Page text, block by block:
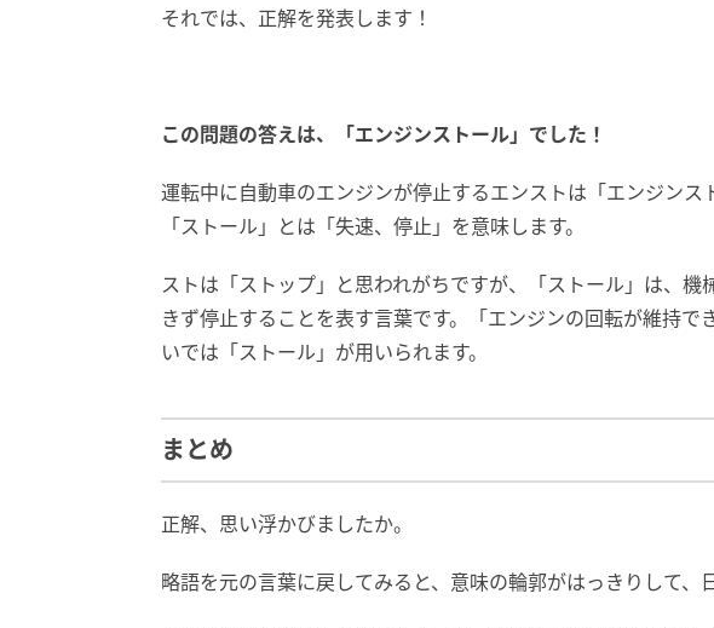
それでは、正解を発表します！
この問題の答えは、「エンジンストール」でした！
運転中に自動車のエンジンが停止するエンストは「エンジンス
「ストール」とは「失速、停止」を意味します。
ストは「ストップ」と思われがちですが、「ストール」は、
きず停止することを表す言葉です。「エンジンの回転が維持
いでは「ストール」が用いられます。
まとめ
正解、思い浮かびましたか。
略語を元の言葉に戻してみると、意味の輪郭がはっきりして、